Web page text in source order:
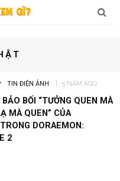
TIN ĐIỆN ẢNH 5 NĂM AGO
BỐI “TƯỞNG QUEN MÀ
MÀ QUEN” CỦA
DORAEMON:
2